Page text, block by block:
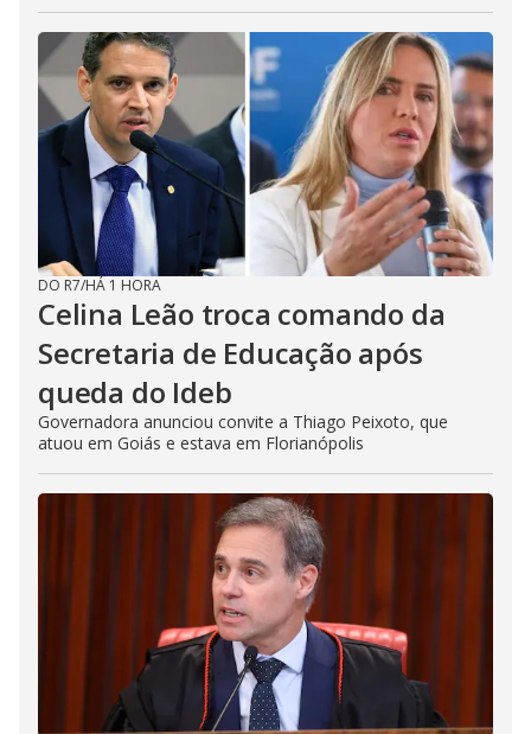
DO R7/HÁ 1 HORA
Celina Leão troca comando da
Secretaria de Educação após
queda do Ideb
Governadora anunciou convite a Thiago Peixoto, que
atuou em Goiás e estava em Florianópolis